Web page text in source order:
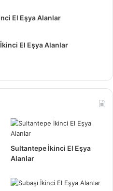
çıkarmak mümkün. Elbette
eşyalarınız
ancak, eşyanızın
sürdürülebilecek
eskisini evden çıkarmanızı
olarak çözüm
Daha ferah bir
için, fazlalık eşyaları
El Eşya Alanlar
El Eşya Alanlar
Sultantepe İkinci El Eşya
Alanlar